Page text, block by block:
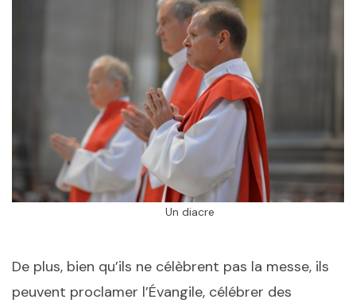
Un diacre
De plus, bien qu’ils ne célèbrent pas la messe, ils
peuvent proclamer l’Évangile, célébrer des